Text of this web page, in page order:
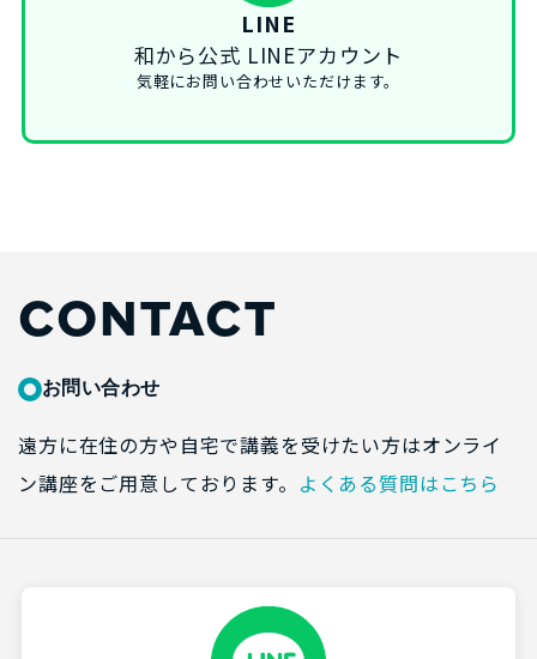
LINE
和から公式 LINEアカウント
気軽にお問い合わせいただけます。
CONTACT
お問い合わせ
遠方に在住の方や自宅で講義を受けたい方はオンライ
ン講座をご用意しております。 よくある質問はこちら